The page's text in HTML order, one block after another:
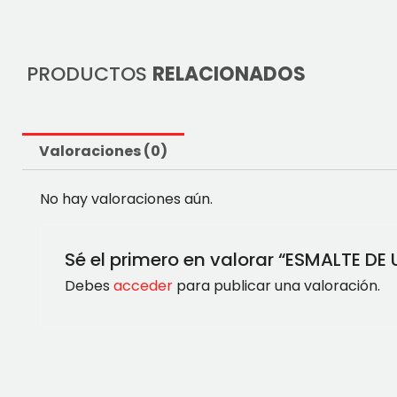
PRODUCTOS RELACIONADOS
Valoraciones (0)
No hay valoraciones aún.
Sé el primero en valorar “ESMALTE DE
Debes accederpara publicar una valoración.